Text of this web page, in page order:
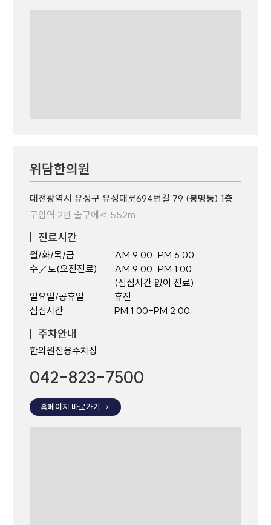
위담한의원
대전광역시 유성구 유성대로694번길 79 (봉명동) 1층
구암역 2번 출구에서 552m
진료시간
월/화/목/금
수／토(오전진료)
일요일/공휴일
점심시간
AM 9:00-PM 6:00
AM 9:00-PM 1:00
(점심시간 없이 진료)
휴진
PM 1:00-PM 2:00
주차안내
한의원전용주차장
042-823-7500
홈페이지 바로가기